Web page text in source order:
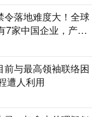
令落地难度大！全球
7家中国企业，产业
钩”并不容易
前与最高领袖联络困
遭人利用